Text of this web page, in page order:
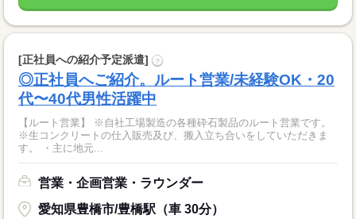
[正社員への紹介予定派遣] ?
◎正社員へご紹介。ルート営業/未経験OK・20
代〜40代男性活躍中
【ルート営業】 ※自社工場製造の各種砕石製品のルート営業です。
※生コンクリートの仕入販売及び、搬入立ち合いをしていただきま
す。 ・主に地元...
営業・企画営業・ラウンダー
愛知県豊橋市/豊橋駅（車 30分）